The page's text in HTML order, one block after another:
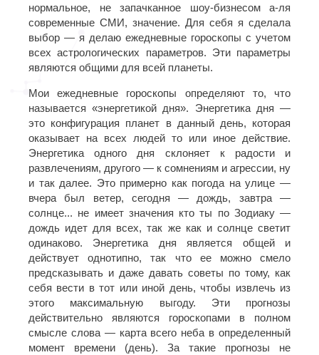
нормальное, не запачканное шоу-бизнесом а-ля
современные СМИ, значение. Для себя я сделала
выбор — я делаю ежедневные гороскопы с учетом
всех астрологических параметров. Эти параметры
являются общими для всей планеты.
Мои ежедневные гороскопы определяют то, что
называется «энергетикой дня». Энергетика дня —
это конфигурация планет в данный день, которая
оказывает на всех людей то или иное действие.
Энергетика одного дня склоняет к радости и
развлечениям, другого — к сомнениям и агрессии, ну
и так далее. Это примерно как погода на улице —
вчера был ветер, сегодня — дождь, завтра —
солнце... не имеет значения кто ты по Зодиаку —
дождь идет для всех, так же как и солнце светит
одинаково. Энергетика дня является общей и
действует однотипно, так что ее можно смело
предсказывать и даже давать советы по тому, как
себя вести в тот или иной день, чтобы извлечь из
этого максимальную выгоду. Эти прогнозы
действительно являются гороскопами в полном
смысле слова — карта всего неба в определенный
момент времени (день). За такие прогнозы не